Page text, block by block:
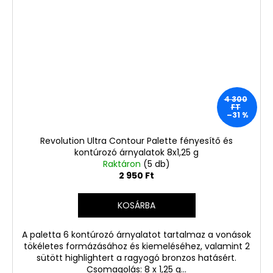
4 300
FT
–31 %
Revolution Ultra Contour Palette fényesítő és
kontúrozó árnyalatok 8x1,25 g
Raktáron (5 db)
2 950 Ft
KOSÁRBA
A paletta 6 kontúrozó árnyalatot tartalmaz a vonások
tökéletes formázásához és kiemeléséhez, valamint 2
sütött highlightert a ragyogó bronzos hatásért.
Csomagolás: 8 x 1,25 g...